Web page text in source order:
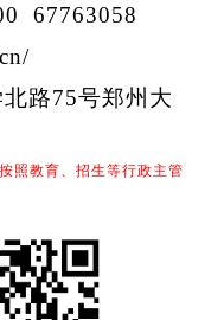
67763058
路75号郑州大
照教育、招生等行政主管